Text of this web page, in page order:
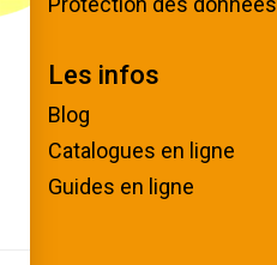
Les infos
Blog
Catalogues en ligne
Guides en ligne